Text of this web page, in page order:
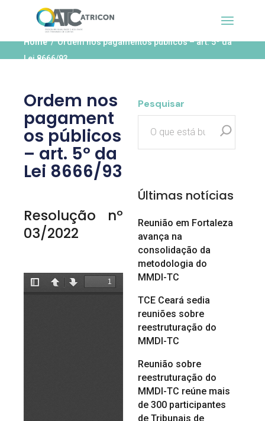
Home
Ordem nos pagamentos públicos – art. 5º da
Lei 8666/93
Ordem nos
pagament
os públicos
– art. 5º da
Lei 8666/93
Resolução nº
03/2022
Pesquisar
Últimas notícias
Reunião em Fortaleza
avança na
consolidação da
metodologia do
MMDI-TC
TCE Ceará sedia
reuniões sobre
reestruturação do
MMDI-TC
Reunião sobre
reestruturação do
MMDI-TC reúne mais
de 300 participantes
de Tribunais de